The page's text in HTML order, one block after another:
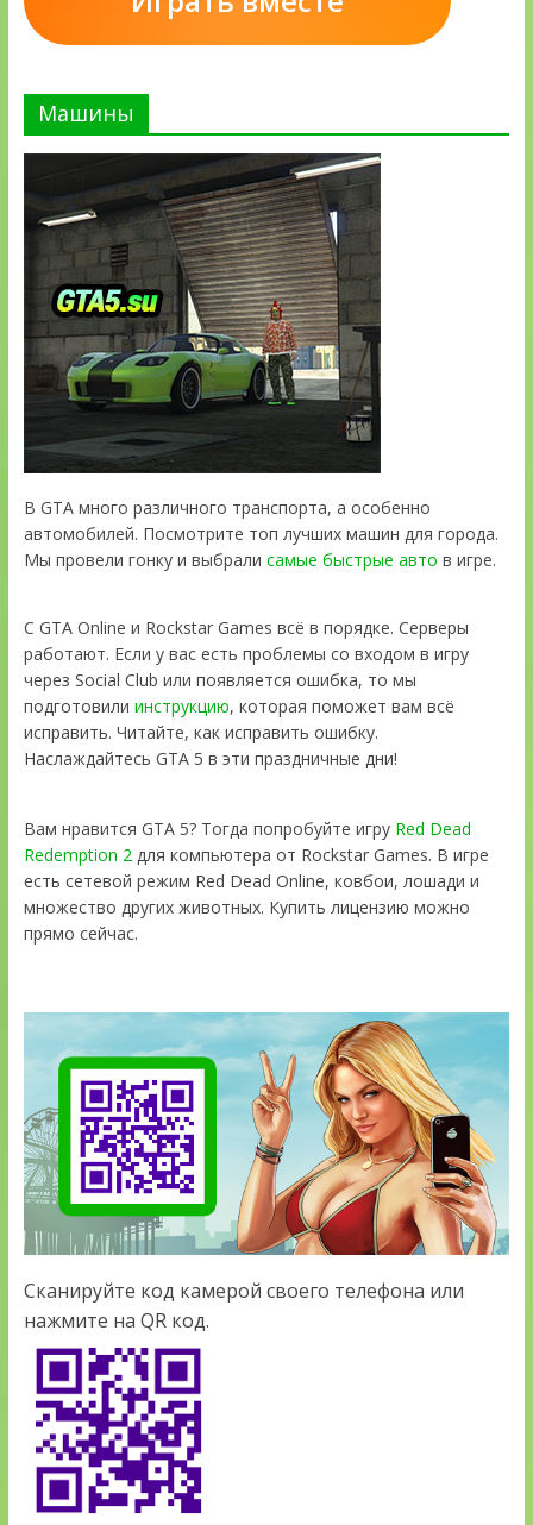
Машины
В GTA много различного транспорта, а особенно
автомобилей. Посмотрите топ лучших машин для города.
Мы провели гонку и выбрали самые быстрые авто в игре.
С GTA Online и Rockstar Games всё в порядке. Серверы
работают. Если у вас есть проблемы со входом в игру
через Social Club или появляется ошибка, то мы
подготовили инструкцию, которая поможет вам всё
исправить. Читайте, как исправить ошибку.
Наслаждайтесь GTA 5 в эти праздничные дни!
Вам нравится GTA 5? Тогда попробуйте игру Red Dead
Redemption 2для компьютера от Rockstar Games. В игре
есть сетевой режим Red Dead Online, ковбои, лошади и
множество других животных. Купить лицензию можно
прямо сейчас.
Сканируйте код камерой своего телефона или
нажмите на QR код.